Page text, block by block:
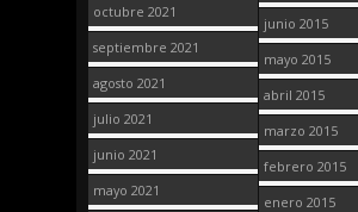
octubre 2021
septiembre 2021
agosto 2021
julio 2021
junio 2021
mayo 2021
junio 2015
mayo 2015
abril 2015
marzo 2015
febrero 2015
enero 2015